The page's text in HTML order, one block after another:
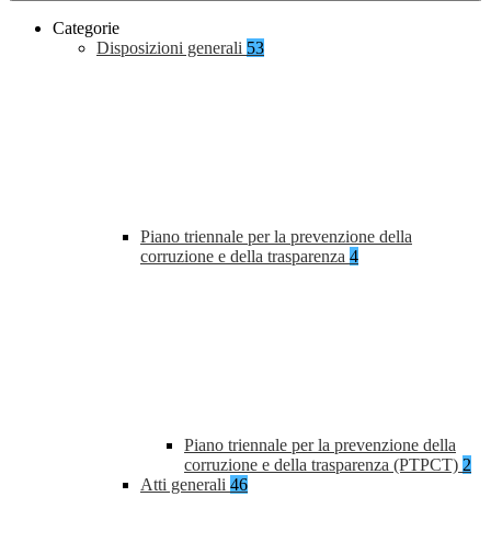
Categorie
Disposizioni generali 53
Piano triennale per la prevenzione della
corruzione e della trasparenza 4
Piano triennale per la prevenzione della
corruzione e della trasparenza (PTPCT) 2
Atti generali 46